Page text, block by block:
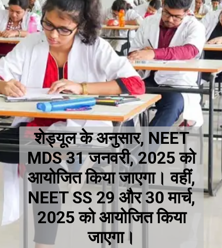
शेड्यूल के अनुसार, NEET
MDS 31 जनवरी, 2025 को
आयोजित किया जाएगा। वहीं,
NEET SS 29 और 30 मार्च,
2025 को आयोजित किया
जाएगा।